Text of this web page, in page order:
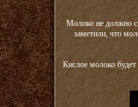
Молоко не должно
заметили, что
Кислое молоко